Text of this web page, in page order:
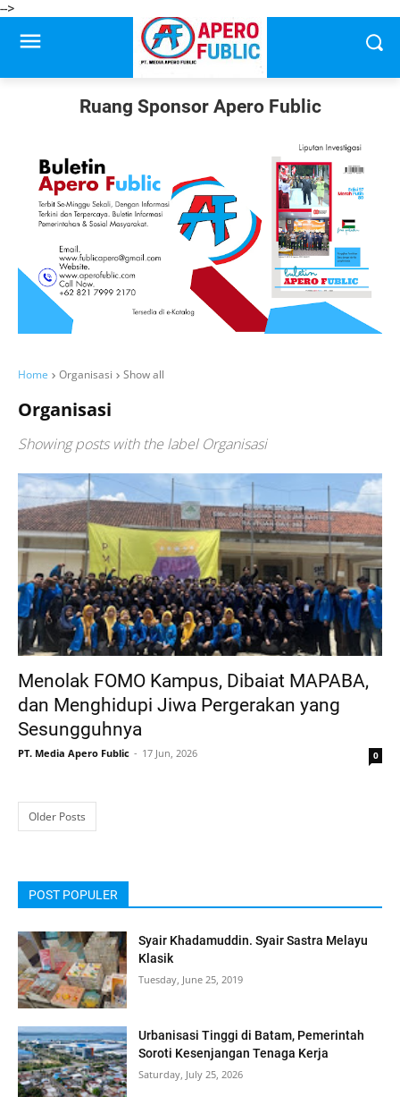
-->
Ruang Sponsor Apero Fublic
Home Organisasi Show all
Organisasi
Showing posts with the label Organisasi
Menolak FOMO Kampus, Dibaiat MAPABA,
dan Menghidupi Jiwa Pergerakan yang
Sesungguhnya
PT. Media Apero Fublic 17 Jun, 2026 0
Older Posts
POST POPULER
Syair Khadamuddin. Syair Sastra Melayu
Klasik
Tuesday, June 25, 2019
Urbanisasi Tinggi di Batam, Pemerintah
Soroti Kesenjangan Tenaga Kerja
Saturday, July 25, 2026